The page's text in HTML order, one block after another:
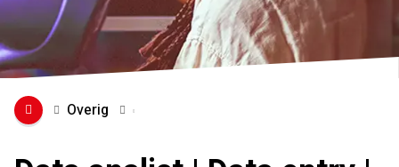
Overig